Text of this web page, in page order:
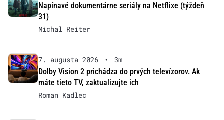
Napínavé dokumentárne seriály na Netflixe (týždeň
31)
Michal Reiter
7. augusta 2026 •
3m
Dolby Vision 2 prichádza do prvých televízorov. Ak
máte tieto TV, zaktualizujte ich
Roman Kadlec